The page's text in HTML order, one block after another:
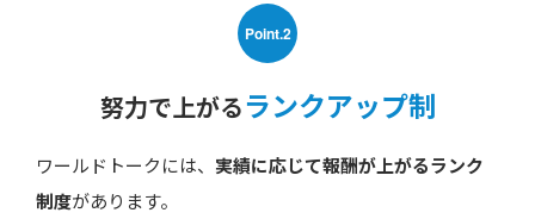
Point.2
努力で上がるランクアップ制
ワールドトークには、 実績に応じて報酬が上がるランク
制度があります。